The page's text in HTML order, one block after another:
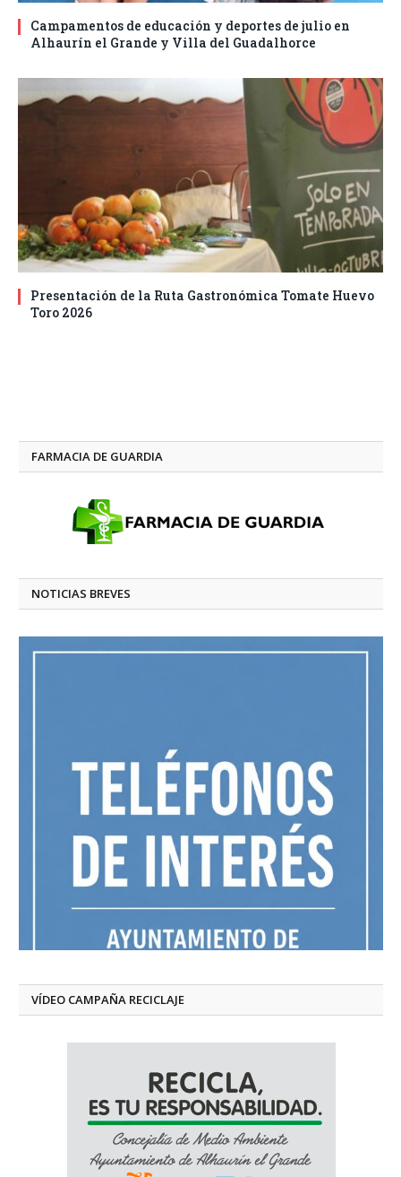
Campamentos de educación y deportes de julio en
Alhaurín el Grande y Villa del Guadalhorce
Presentación de la Ruta Gastronómica Tomate Huevo
Toro 2026
FARMACIA DE GUARDIA
NOTICIAS BREVES
VÍDEO CAMPAÑA RECICLAJE